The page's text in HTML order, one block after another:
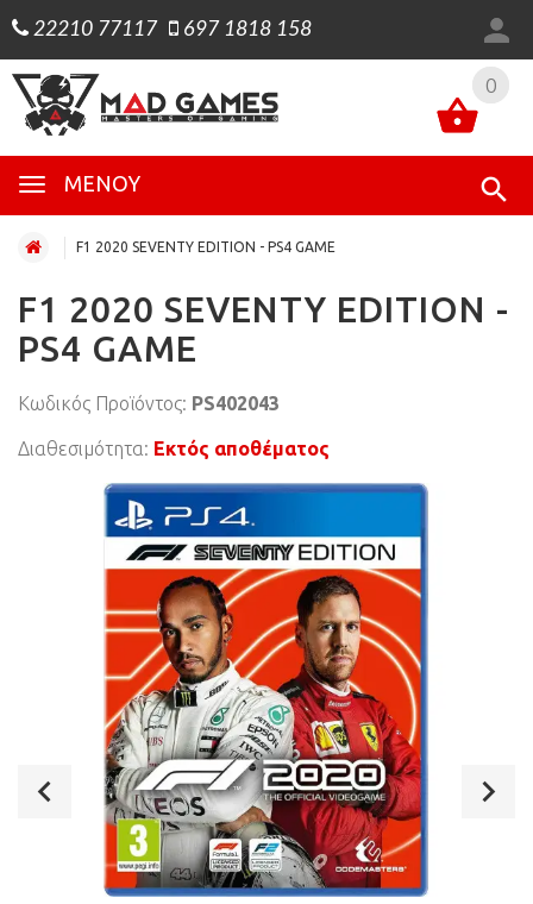
22210 77117 697 1818 158
0
ΜΕΝΟΎ
0
F1 2020 SEVENTY EDITION - PS4 GAME
F1 2020 SEVENTY EDITION -
PS4 GAME
Κωδικός Προϊόντος: PS402043
Διαθεσιμότητα: Εκτός αποθέματος